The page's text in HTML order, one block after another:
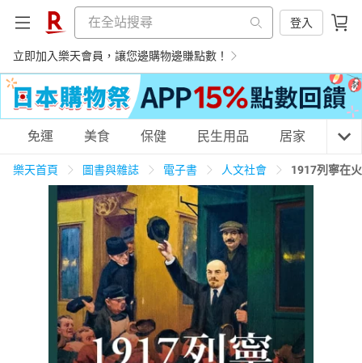
登入
立即加入樂天會員，讓您邊購物邊賺點數！
購物網分類
美食蛋糕 養生保健
居家生活 3C家電 運動休閒
女裝 男裝 化妝保養 情趣用品
免運 美食 保健 民生用品 居家 3C
樂天首頁 圖書與雜誌 電子書 人文社會 1917列寧在